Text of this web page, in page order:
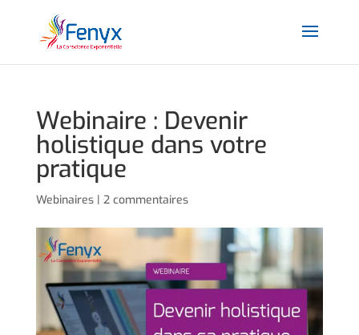
Webinaire : Devenir
holistique dans votre
pratique
Webinaires| 2 commentaires